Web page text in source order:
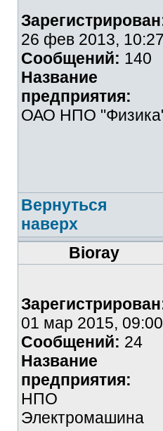
26 фев 2013, 10:27
Сообщений: 140
Название
предприятия:
ОАО НПО
Вернуться
наверх
Bioray
01 мар 2015, 09:00
Сообщений: 24
Название
предприятия:
НПО
Электромашина